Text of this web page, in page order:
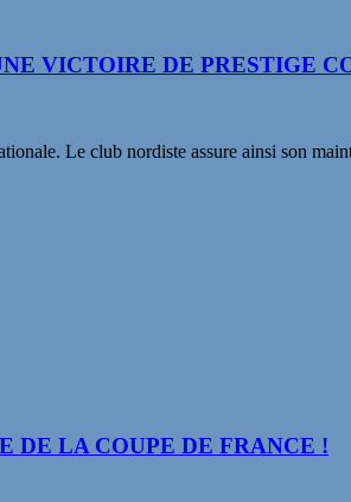
VICTOIRE DE PRESTIGE
Le club nordiste assure ainsi son
DE LA COUPE DE FRANCE !